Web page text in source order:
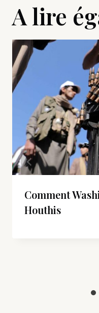
A lire
Comment
Houthis